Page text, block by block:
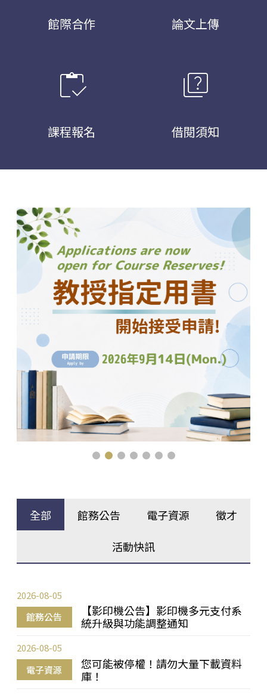
館際合作 論文上傳
inventory
課程報名
quiz
借閱須知
全部 館務公告 電子資源 徵才
活動快訊
館務公告
【影印機公告】影印機多元支付系
統升級與功能調整通知
2026-08-05
電子資源
您可能被停權！請勿大量下載資料
庫！
2026-08-05